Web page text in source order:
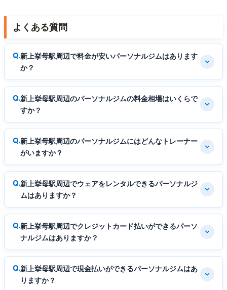
よくある質問
新上挙母駅周辺で料金が安いパーソナルジムはあります
か？
新上挙母駅周辺のパーソナルジムの料金相場はいくらで
すか？
新上挙母駅周辺のパーソナルジムにはどんなトレーナー
がいますか？
新上挙母駅周辺でウェアをレンタルできるパーソナルジ
ムはありますか？
新上挙母駅周辺でクレジットカード払いができるパーソ
ナルジムはありますか？
新上挙母駅周辺で現金払いができるパーソナルジムはあ
りますか？